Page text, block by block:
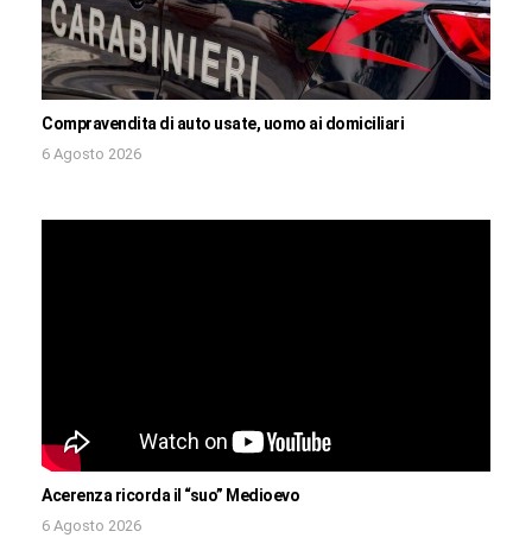
Compravendita di auto usate, uomo ai domiciliari
6 Agosto 2026
Acerenza ricorda il “suo” Medioevo
6 Agosto 2026